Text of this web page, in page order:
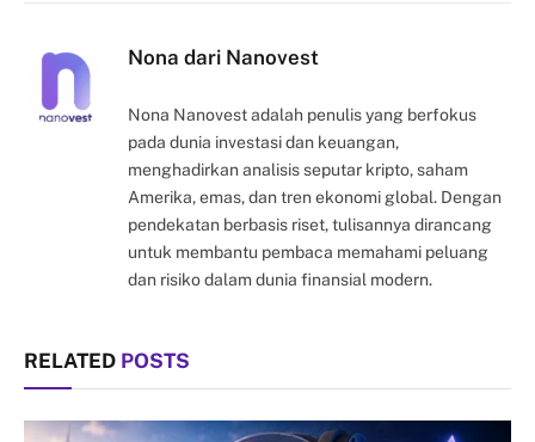
Nona dari Nanovest
Nona Nanovest adalah penulis yang berfokus
pada dunia investasi dan keuangan,
menghadirkan analisis seputar kripto, saham
Amerika, emas, dan tren ekonomi global. Dengan
pendekatan berbasis riset, tulisannya dirancang
untuk membantu pembaca memahami peluang
dan risiko dalam dunia finansial modern.
RELATED POSTS